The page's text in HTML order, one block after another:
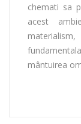
chemati sa
acest
mântuirea